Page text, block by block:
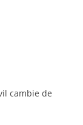
cambie de